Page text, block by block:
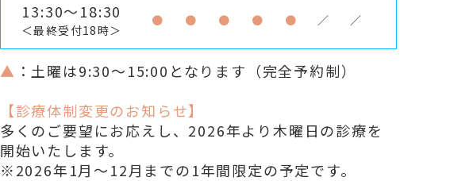
13:30～18:30
＜最終受付18時＞
● ● ● ● ● ／ ／
▲ ：土曜は9:30～15:00となります（完全予約制）
【診療体制変更のお知らせ】
多くのご要望にお応えし、2026年より木曜日の診療を
開始いたします。
※2026年1月〜12月までの1年間限定の予定です。